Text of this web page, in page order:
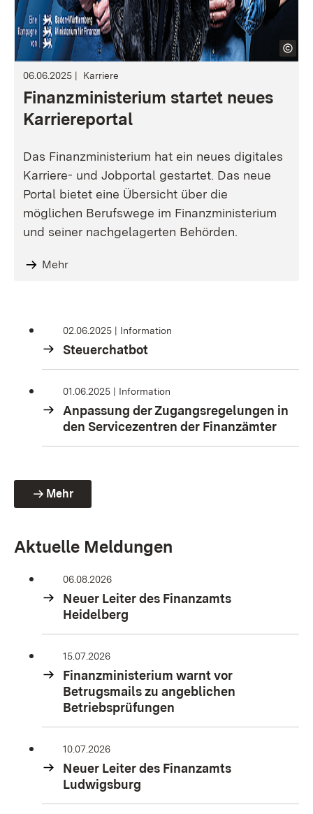
06.06.2025 Karriere
Finanzministerium startet neues
Karriereportal
Das Finanzministerium hat ein neues digitales
Karriere- und Jobportal gestartet. Das neue
Portal bietet eine Übersicht über die
möglichen Berufswege im Finanzministerium
und seiner nachgelagerten Behörden.
Mehr
02.06.2025 Information
Steuerchatbot
01.06.2025 Information
Anpassung der Zugangsregelungen in
den Servicezentren der Finanzämter
Mehr
Aktuelle Meldungen
06.08.2026
Neuer Leiter des Finanzamts
Heidelberg
15.07.2026
Finanzministerium warnt vor
Betrugsmails zu angeblichen
Betriebsprüfungen
10.07.2026
Neuer Leiter des Finanzamts
Ludwigsburg